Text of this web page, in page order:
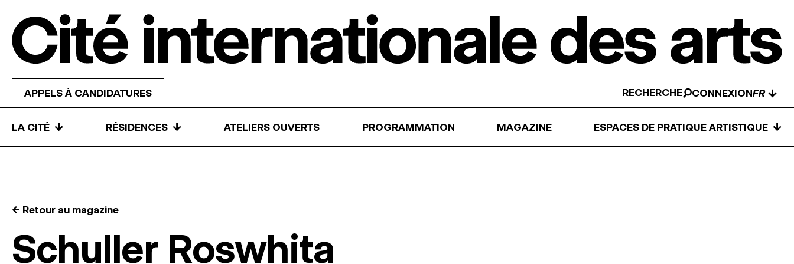
APPELS À CANDIDATURES RECHERCHE CONNEXION ↓
LA CITÉ ↓ RÉSIDENCES ↓ ATELIERS OUVERTS PROGRAMMATION MAGAZINE ESPACES DE PRATIQUE ARTISTIQUE ↓
← Retour au magazine
Schuller Roswhita